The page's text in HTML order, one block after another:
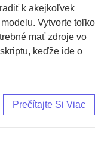
k akejkoľvek
Vytvorte toľko
mať zdroje vo
keďže ide o
Prečítajte Si Viac